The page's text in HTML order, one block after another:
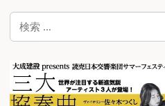
検